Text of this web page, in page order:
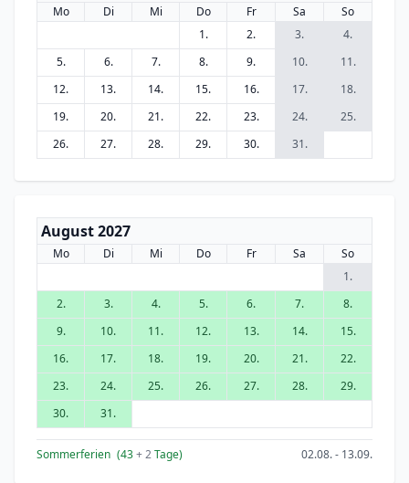
Mo Di Mi Do Fr Sa
So
1.
2. 3.
4.
5.
6. 7. 8. 9. 10.
11.
12.
13. 14. 15. 16. 17.
18.
19.
20. 21. 22. 23. 24.
25.
26.
27. 28. 29. 30. 31.
August 2027
Mo Di Mi Do Fr Sa
So
1.
2.
3. 4. 5. 6. 7.
8.
9.
10. 11. 12. 13. 14.
15.
16.
17. 18. 19. 20. 21.
22.
23.
24. 25. 26. 27. 28.
29.
30.
31.
Sommerferien (43+ 2Tage) 02.08. - 13.09.